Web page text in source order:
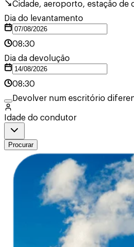
Cidade, aeroporto, estação de
Dia do levantamento
08:30
Dia da devolução
08:30
Devolver num escritório
Idade do condutor
Procurar